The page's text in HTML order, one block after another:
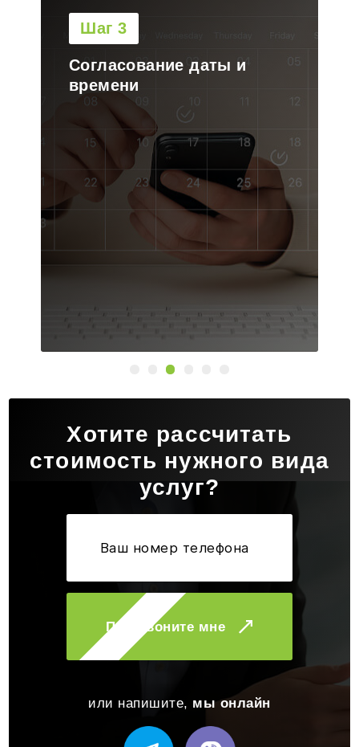
Шаг 4
Выезд бригады на объект
Хотите рассчитать
стоимость нужного вида
услуг?
Перезвоните мне
или напишите, мы онлайн